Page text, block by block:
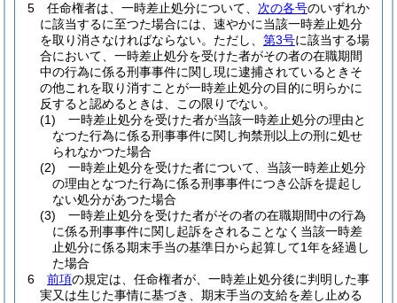
5
任命権者は、一時差止処分について、 次の各号のいずれか
に該当するに至つた場合には、速やかに当該一時差止処分
を取り消さなければならない。 ただし、 第3号に該当する場
合において、一時差止処分を受けた者がその者の在職期間
中の行為に係る刑事事件に関し現に逮捕されているときそ
の他これを取り消すことが一時差止処分の目的に明らかに
反すると認めるときは、この限りでない。
(1)
一時差止処分を受けた者が当該一時差止処分の理由と
なつた行為に係る刑事事件に関し拘禁刑以上の刑に処せ
られなかつた場合
(2)
一時差止処分を受けた者について、当該一時差止処分
の理由となつた行為に係る刑事事件につき公訴を提起し
ない処分があつた場合
(3)
一時差止処分を受けた者がその者の在職期間中の行為
に係る刑事事件に関し起訴をされることなく当該一時差
止処分に係る期末手当の基準日から起算して1年を経過し
た場合
6
前項の規定は、任命権者が、一時差止処分後に判明した事
実又は生じた事情に基づき、期末手当の支給を差し止める